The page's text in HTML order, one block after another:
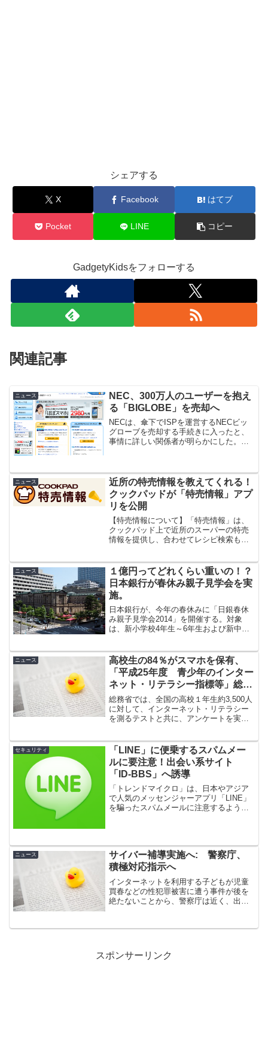
シェアする
X Facebook はてブ
Pocket LINE コピー
GadgetyKidsをフォローする
関連記事
ニュース
NEC、300万人のユーザーを抱え
る「BIGLOBE」を売却へ
NECは、傘下でISPを運営するNECビッ
グローブを売却する手続きに入ったと、
事情に詳しい関係者が明らかにした。売
グローブは300万人にユーザーを抱える日
本国内最大のISPの1つ。2012年度の売上
高は841億円。 11年度に1100億円の最
終赤字を計上し、財務的に苦しい同社
は、挽回するためシステム構築事業への
集中と不採算事業からの撤退を進めてい
る。 同社はPC事業を中国Lenovoが過半
乗効果は乏しくなっている。
ニュース
近所の特売情報を教えてくれる！
クックパッドが「特売情報」アプ
リを公開
【特売情報について】「特売情報」は、
クックパッド上で近所のスーパーの特売
情報を提供し、合わせてレシピ検索も可
2013年2月より店舗からの投稿機能、
2013年9月より複数店舗に一括で情報を配
信できる機能を追加し、リアルタイムで
の情報配信を始めました。順次、近隣に
お住まいのユーザーに、無料でリアルタ
イムでの情報配信をご利用いただける予
定です。
ニュース
１億円ってどれくらい重いの！？
日本銀行が春休み親子見学会を実
施。
日本銀行が、今年の春休みに「日銀春休
み親子見学会2014」を開催する。対象
は、新小学校4年生～6年生および新中学
ニュース
高校生の84％がスマホを保有、
「平成25年度 青少年のインター
ネット・リテラシー指標等」総務
省
総務省では、全国の高校１年生約3,500人
に対して、インターネット・リテラシー
を測るテストと共に、アンケートを実施
セキュリティ
「LINE」に便乗するスパムメー
ルに要注意！出会い系サイト
「ID-BBS」へ誘導
「トレンドマイクロ」は、日本やアジア
で人気のメッセンジャーアプリ「LINE」
を騙ったスパムメールに注意するよう促
トに誘導されるという。
ニュース
サイバー補導実施へ: 警察庁、
積極対応指示へ
インターネットを利用する子どもが児童
買春などの性犯罪被害に遭う事件が後を
絶たないことから、警察庁は近く、出会
女については補導するよう全国警察に指
スポンサーリンク